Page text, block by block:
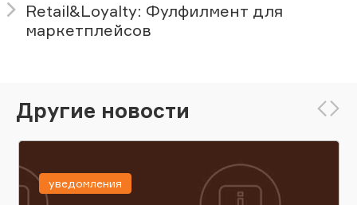
Retail&Loyalty: Фулфилмент для
маркетплейсов
Другие новости
уведомления